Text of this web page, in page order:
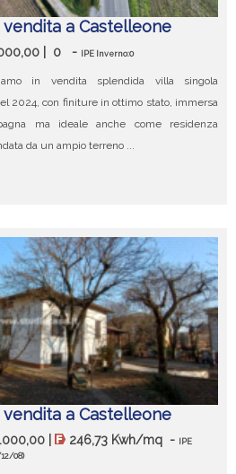
a Castelleone
| 0 - IPE Inverno:0
in vendita splendida villa singola
2024, con finiture in ottimo stato, immersa
ma ideale anche come residenza
da un ampio terreno ...
a Castelleone
| 246,73 Kwh/mq -
IPE
08)